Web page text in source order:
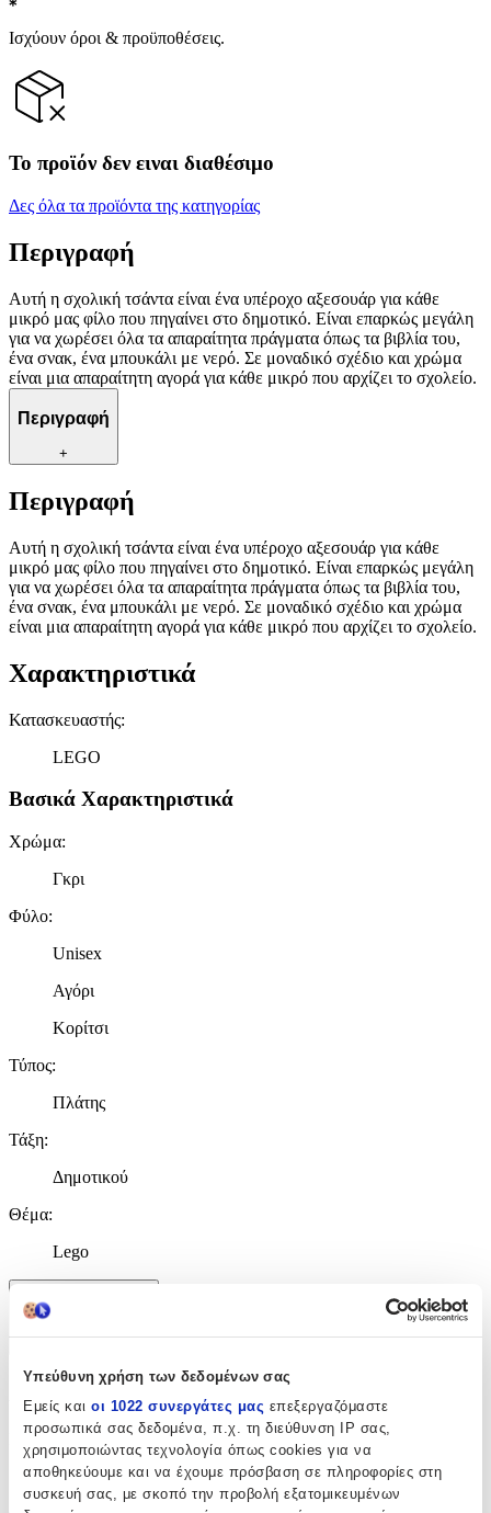
Υπεύθυνη χρήση των δεδομένων σας
Εμείς και οι 1022 συνεργάτες μας επεξεργαζόμαστε
προσωπικά σας δεδομένα, π.χ. τη διεύθυνση IP σας,
χρησιμοποιώντας τεχνολογία όπως cookies για να
αποθηκεύουμε και να έχουμε πρόσβαση σε πληροφορίες στη
συσκευή σας, με σκοπό την προβολή εξατομικευμένων
Ισχύουν όροι & προϋποθέσεις.
Το προϊόν δεν ειναι διαθέσιμο
Δες όλα τα προϊόντα της κατηγορίας
Περιγραφή
Αυτή η σχολική τσάντα είναι ένα υπέροχο αξεσουάρ για κάθε
μικρό μας φίλο που πηγαίνει στο δημοτικό. Είναι επαρκώς μεγάλη
για να χωρέσει όλα τα απαραίτητα πράγματα όπως τα βιβλία του,
ένα σνακ, ένα μπουκάλι με νερό. Σε μοναδικό σχέδιο και χρώμα
είναι μια απαραίτητη αγορά για κάθε μικρό που αρχίζει το σχολείο.
Περιγραφή
+
Περιγραφή
Αυτή η σχολική τσάντα είναι ένα υπέροχο αξεσουάρ για κάθε
μικρό μας φίλο που πηγαίνει στο δημοτικό. Είναι επαρκώς μεγάλη
για να χωρέσει όλα τα απαραίτητα πράγματα όπως τα βιβλία του,
ένα σνακ, ένα μπουκάλι με νερό. Σε μοναδικό σχέδιο και χρώμα
είναι μια απαραίτητη αγορά για κάθε μικρό που αρχίζει το σχολείο.
Χαρακτηριστικά
Κατασκευαστής:
LEGO
Βασικά Χαρακτηριστικά
Χρώμα:
Γκρι
Φύλο:
Unisex
Αγόρι
Κορίτσι
Τύπος:
Πλάτης
Τάξη:
Δημοτικού
Θέμα:
Lego
Χαρακτηριστικά
Χαρακτηριστικά
Κατασκευαστής:
LEGO